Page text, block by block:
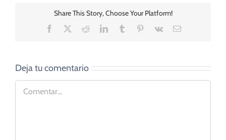
Share This Story, Choose Your Platform!
Facebook RedditLinkedInTumblr Pinterest
Vk
Correo
Deja tu comentario
Comentar